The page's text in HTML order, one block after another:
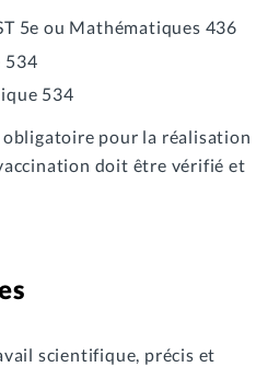
5e ou Mathématiques 436
534
534
pour la réalisation
doit être vérifié et
scientifique, précis et